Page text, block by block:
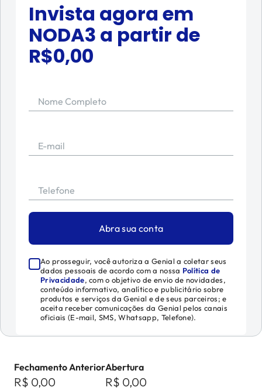
Invista agora em
NODA3 a partir de
R$0,00
Nome Completo
E-mail
Telefone
Abra sua conta
Ao prosseguir, você autoriza a Genial a coletar seus
dados pessoais de acordo com a nossa Política de
Privacidade, com o objetivo de envio de novidades,
conteúdo informativo, analítico e publicitário sobre
produtos e serviços da Genial e de seus parceiros; e
aceita receber comunicações da Genial pelos canais
oficiais (E-mail, SMS, Whatsapp, Telefone).
Fechamento Anterior
R$ 0,00
Abertura
R$ 0,00